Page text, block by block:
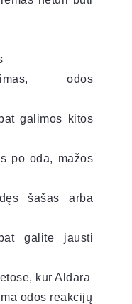
odos
galimos kitos
po oda, mažos
šašas arba
galite jausti
kur Aldara
odos reakcijų